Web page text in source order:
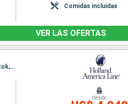
Comidas incluidas
VER LAS OFERTAS
Itinerario : Hong Kong, Baia de Halong, Da Nang, Phu My, Sihanoukville, Bangkok, Ko Samui, Singapur, Bangkok, Phu My, Kota Kinabalu, Puerto Princesa, Boracay, Manila, Hong Kong
desde